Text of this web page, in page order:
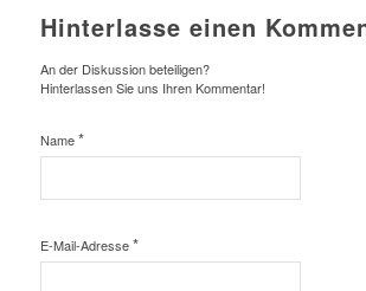
Hinterlasse einen
An der Diskussion beteiligen?
Hinterlassen Sie uns Ihren Kommentar!
Name*
E-Mail-Adresse*